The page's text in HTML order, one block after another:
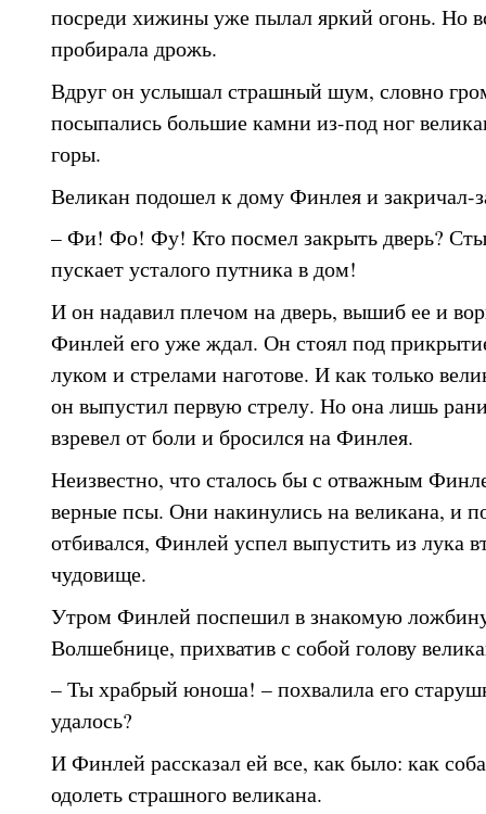
посреди хижины уже пылал яркий огонь. Но
пробирала дрожь.
Вдруг он услышал страшный шум, словно
посыпались большие камни из-под ног
горы.
Великан подошел к дому Финлея и закричал-
– Фи! Фо! Фу! Кто посмел закрыть дверь?
пускает усталого путника в дом!
И он надавил плечом на дверь, вышиб ее и
Финлей его уже ждал. Он стоял под
луком и стрелами наготове. И как только
он выпустил первую стрелу. Но она лишь
взревел от боли и бросился на Финлея.
Неизвестно, что сталось бы с отважным
верные псы. Они накинулись на великана, и
отбивался, Финлей успел выпустить из лука
чудовище.
Утром Финлей поспешил в знакомую
Волшебнице, прихватив с собой голову
– Ты храбрый юноша! – похвалила его
удалось?
И Финлей рассказал ей все, как было: как
одолеть страшного великана.